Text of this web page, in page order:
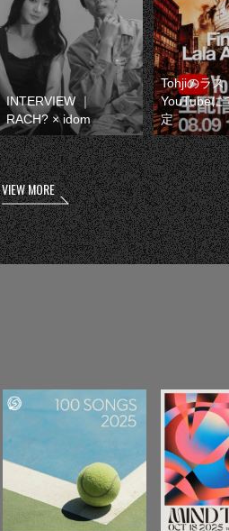
INTERVIEW ｜
RACH? × idom
Tohjiのラス
YouTubeに
定
VIEW MORE